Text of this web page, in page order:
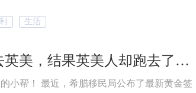
一起往下看
去50年，全球国际移民人数持续上升。到2020
欧洲了？ 一句
，不影响国内的生活与安排，最重要是门槛还
生活
我们挤破头去英美，结果英美人却跑去了这个小国！
公布了最新黄金签